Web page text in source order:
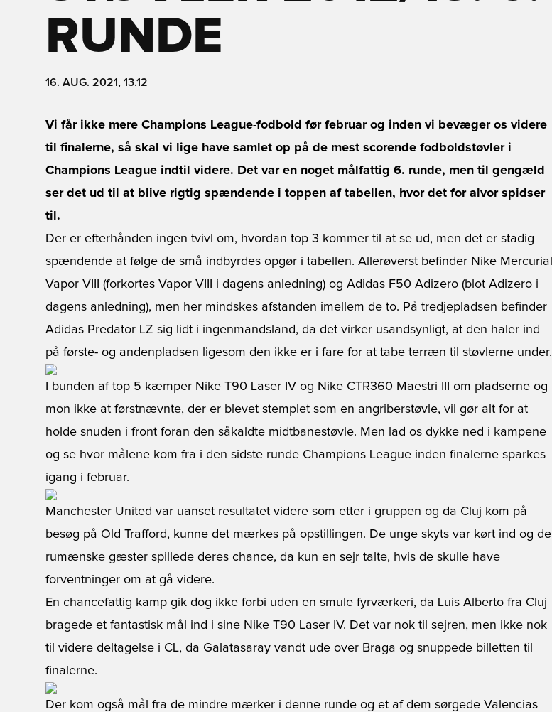
RUNDE
16. AUG. 2021, 13.12
Vi får ikke mere Champions League-fodbold før februar og inden vi bevæger os videre
til finalerne, så skal vi lige have samlet op på de mest scorende fodboldstøvler i
Champions League indtil videre. Det var en noget målfattig 6. runde, men til gengæld
ser det ud til at blive rigtig spændende i toppen af tabellen, hvor det for alvor spidser
til.
Der er efterhånden ingen tvivl om, hvordan top 3 kommer til at se ud, men det er stadig
spændende at følge de små indbyrdes opgør i tabellen. Allerøverst befinder Nike Mercurial
Vapor VIII (forkortes Vapor VIII i dagens anledning) og Adidas F50 Adizero (blot Adizero i
dagens anledning), men her mindskes afstanden imellem de to. På tredjepladsen befinder
Adidas Predator LZ sig lidt i ingenmandsland, da det virker usandsynligt, at den haler ind
på første- og andenpladsen ligesom den ikke er i fare for at tabe terræn til støvlerne under.
I bunden af top 5 kæmper Nike T90 Laser IV og Nike CTR360 Maestri III om pladserne og
mon ikke at førstnævnte, der er blevet stemplet som en angriberstøvle, vil gør alt for at
holde snuden i front foran den såkaldte midtbanestøvle. Men lad os dykke ned i kampene
og se hvor målene kom fra i den sidste runde Champions League inden finalerne sparkes
igang i februar.
Manchester United var uanset resultatet videre som etter i gruppen og da Cluj kom på
besøg på Old Trafford, kunne det mærkes på opstillingen. De unge skyts var kørt ind og de
rumænske gæster spillede deres chance, da kun en sejr talte, hvis de skulle have
forventninger om at gå videre.
En chancefattig kamp gik dog ikke forbi uden en smule fyrværkeri, da Luis Alberto fra Cluj
bragede et fantastisk mål ind i sine Nike T90 Laser IV. Det var nok til sejren, men ikke nok
til videre deltagelse i CL, da Galatasaray vandt ude over Braga og snuppede billetten til
finalerne.
Der kom også mål fra de mindre mærker i denne runde og et af dem sørgede Valencias